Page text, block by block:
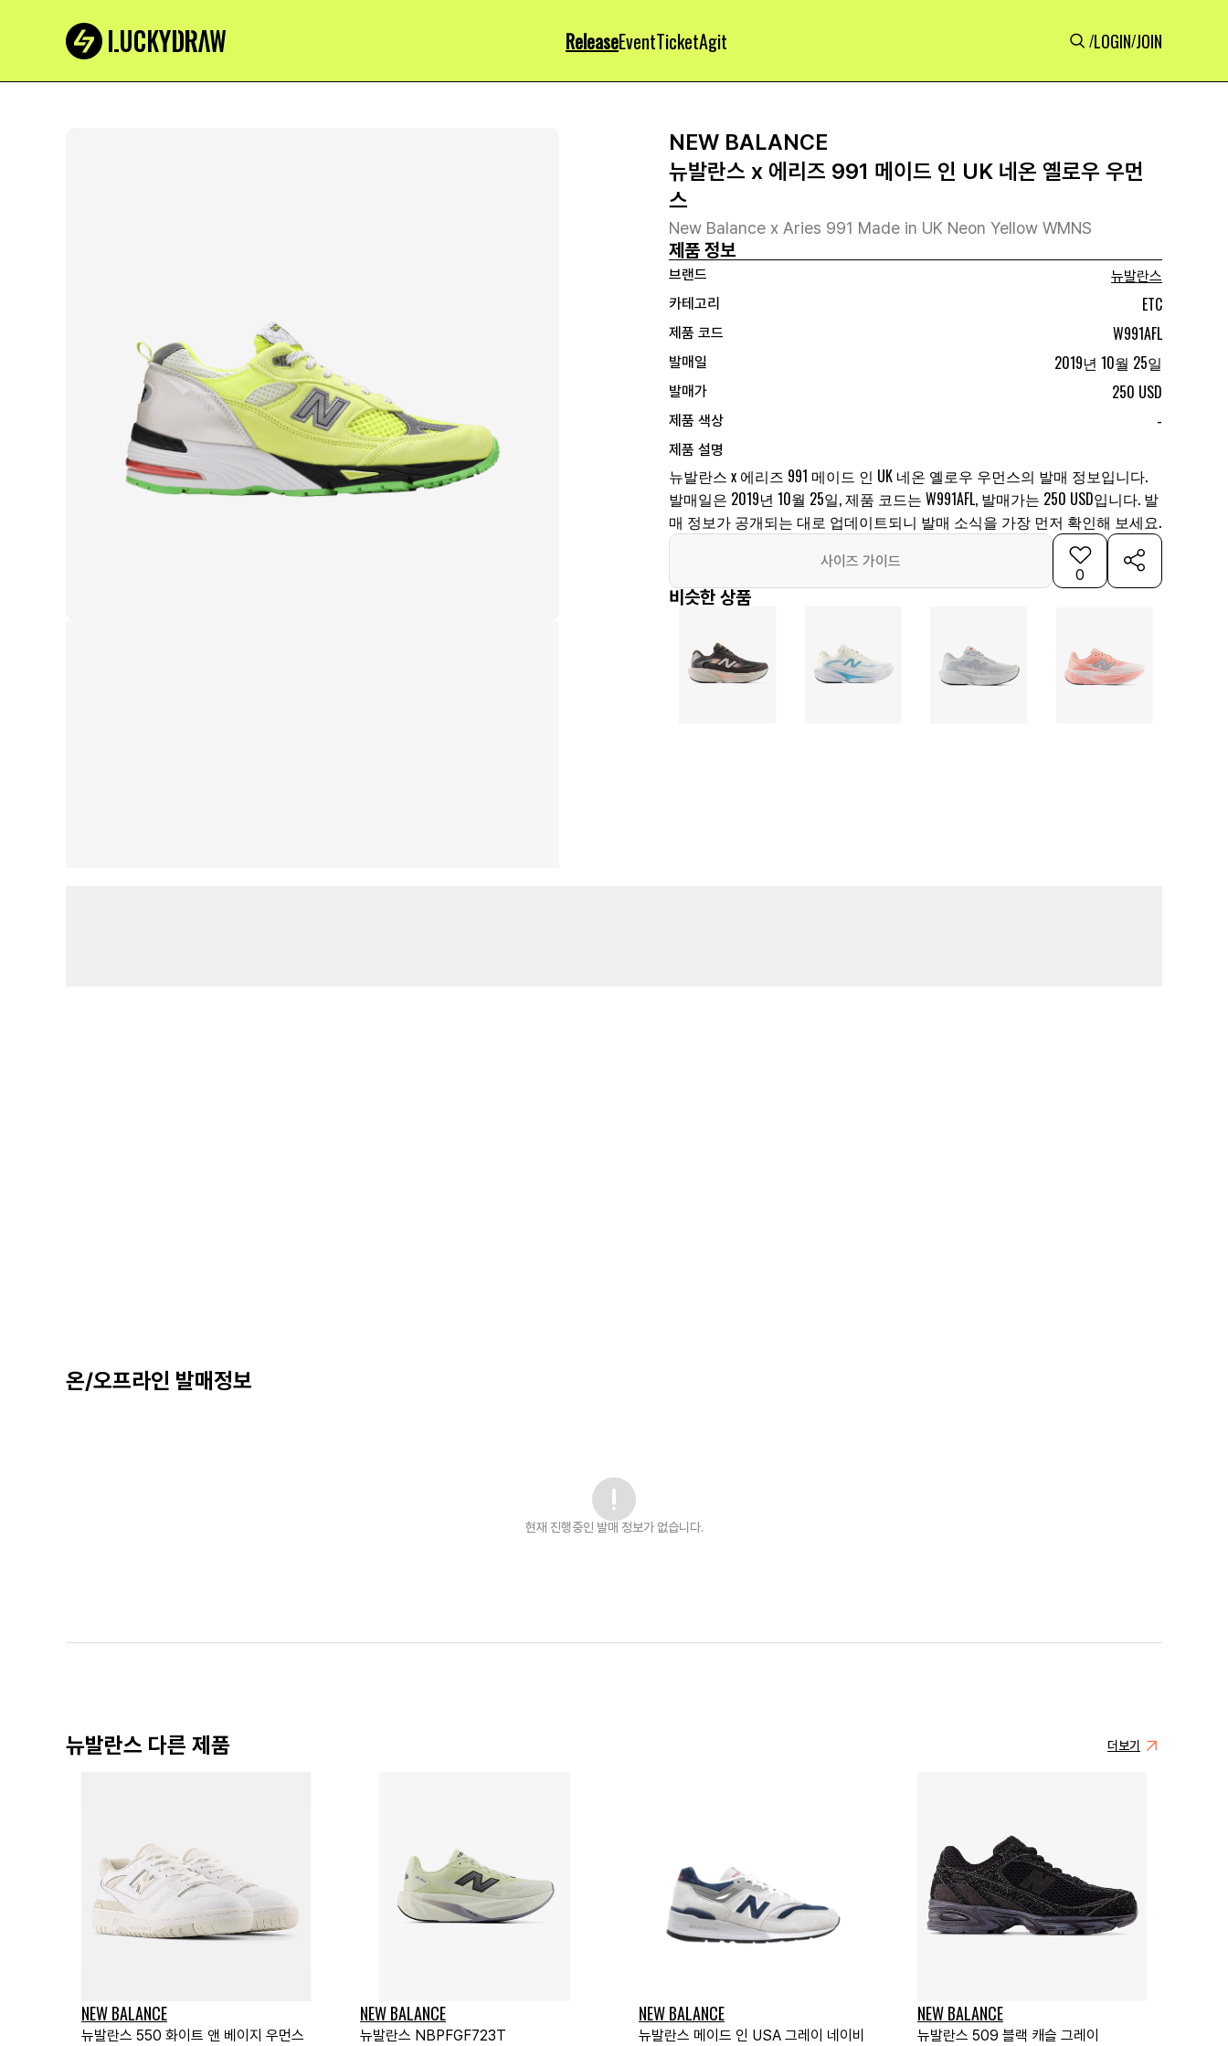
ReleaseEventTicketAgit /LOGIN/JOIN
NEW BALANCE
뉴발란스 x 에리즈 991 메이드 인 UK 네온 옐로우 우먼
스
New Balance x Aries 991 Made in UK Neon Yellow WMNS
제품 정보
브랜드
뉴발란스
카테고리
ETC
제품 코드 W991AFL
발매일 2019년 10월 25일
발매가 250 USD
제품 색상 -
제품 설명
뉴발란스 x 에리즈 991 메이드 인 UK 네온 옐로우 우먼스의 발매 정보입니다.
발매일은 2019년 10월 25일, 제품 코드는 W991AFL, 발매가는 250 USD입니다. 발
매 정보가 공개되는 대로 업데이트되니 발매 소식을 가장 먼저 확인해 보세요.
사이즈 가이드
0
비슷한 상품
온/오프라인 발매정보
현재 진행중인 발매 정보가 없습니다.
뉴발란스 다른 제품 더보기
NEW BALANCE
뉴발란스 550 화이트 앤 베이지 우먼스
NEW BALANCE
뉴발란스 NBPFGF723T
NEW BALANCE
뉴발란스 메이드 인 USA 그레이 네이비
NEW BALANCE
뉴발란스 509 블랙 캐슬 그레이